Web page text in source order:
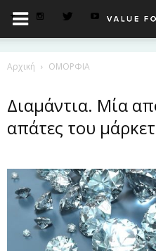
Αρχική ΟΜΟΡΦΙΑ
Διαμάντια. Μία
απάτες του